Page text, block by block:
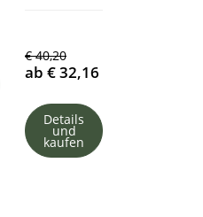
€ 40,20
ab €32,16
Details
und
kaufen